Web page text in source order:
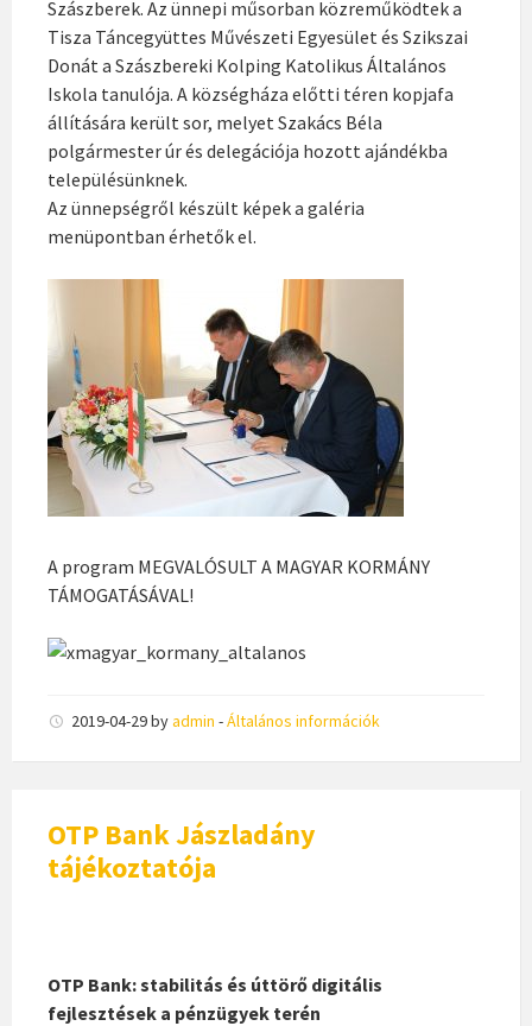
Szászberek. Az ünnepi műsorban közreműködtek a
Tisza Táncegyüttes Művészeti Egyesület és Szikszai
Donát a Szászbereki Kolping Katolikus Általános
Iskola tanulója. A községháza előtti téren kopjafa
állítására került sor, melyet Szakács Béla
polgármester úr és delegációja hozott ajándékba
településünknek.
Az ünnepségről készült képek a galéria
menüpontban érhetők el.
A program MEGVALÓSULT A MAGYAR KORMÁNY
TÁMOGATÁSÁVAL!
2019-04-29byadmin -Általános információk
OTP Bank Jászladány
tájékoztatója
OTP Bank: stabilitás és úttörő digitális
fejlesztések a pénzügyek terén